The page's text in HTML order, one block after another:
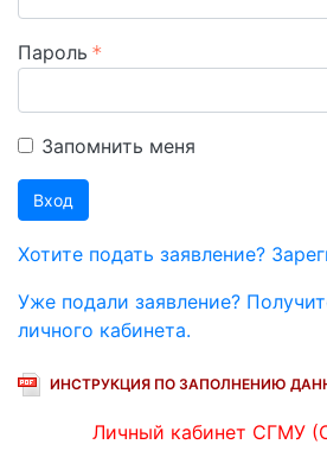
Пароль
Запомнить меня
Вход
Хотите подать заявление?
Уже подали заявление?
личного кабинета.
ИНСТРУКЦИЯ ПО ЗАПОЛНЕНИЮ
Личный кабинет СГМУ